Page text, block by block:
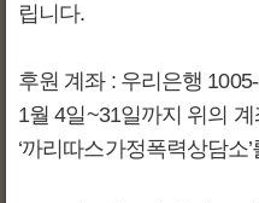
립니다.
후원 계좌 : 우리은행
1월 4일~31일까지 위의
‘까리따스가정폭력상담소